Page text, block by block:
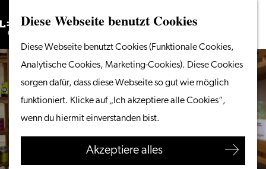
Diese Webseite benutzt Cookies
Diese Webseite benutzt Cookies (Funktionale Cookies,
Analytische Cookies, Marketing-Cookies). Diese Cookies
sorgen dafür, dass diese Webseite so gut wie möglich
funktioniert. Klicke auf „Ich akzeptiere alle Cookies“,
wenn du hiermit einverstanden bist.
Akzeptiere alles
Gehen
Sie
zur
Homepage
Menü
Suchen
Vom Wasser aus
Radeln & Wandern
Shoppen
Essen & Trinken
Ihren Besuch planen
Suchen